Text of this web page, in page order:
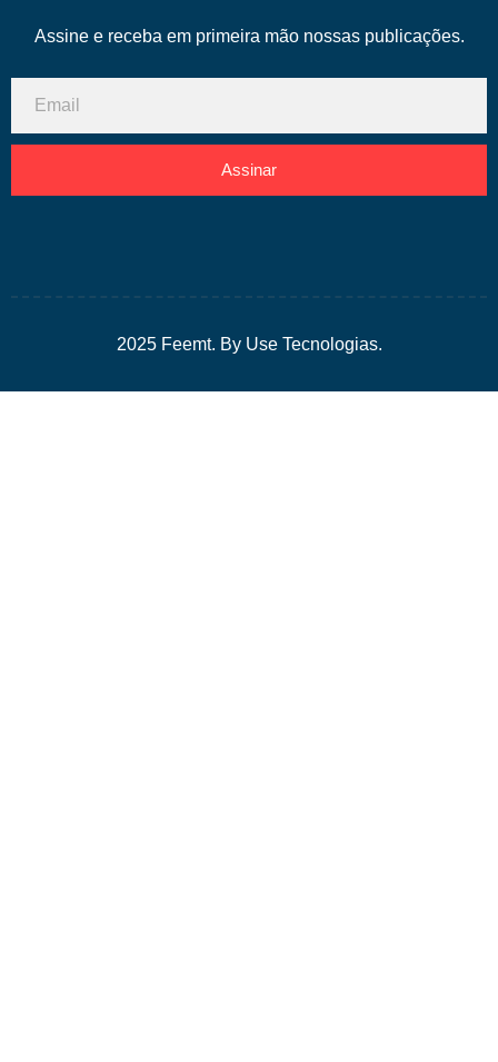
Assine e receba em primeira mão nossas publicações.
Assinar
2025 Feemt. By Use Tecnologias.